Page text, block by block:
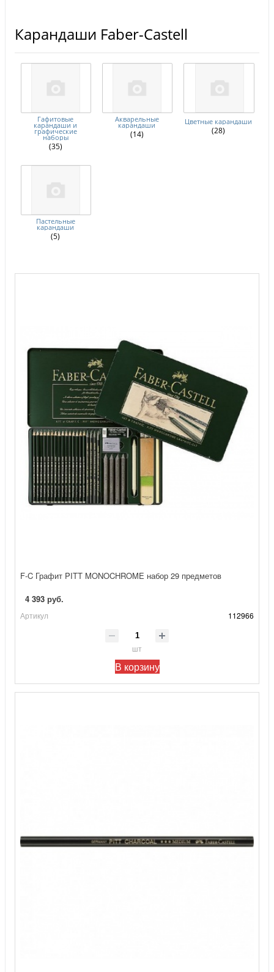
Карандаши Faber-Castell
Гафитовые
карандаши и
графические
наборы
(35)
Акварельные
карандаши
(14)
Цветные карандаши
(28)
Пастельные
карандаши
(5)
F-C Графит PITT MONOCHROME набор 29 предметов
4 393 руб.
Артикул 112966
шт
В корзину